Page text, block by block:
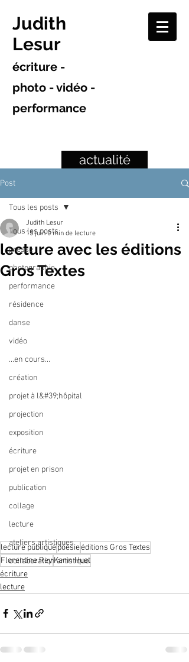
Judith
Lesur
écriture -
photo - vidéo -
performance
actualité
Post
Tous les posts
presse
photographie
performance
résidence
danse
vidéo
...en cours...
création
projet à l&#39;hôpital
projection
exposition
écriture
projet en prison
publication
collage
lecture
ateliers artistiques
collaboration artistique
Tous les posts
lecture avec les éditions
Gros Textes
Judith Lesur
15 juin 0 min de lecture
lecture publiquepoésieéditions Gros Textes
Florentine ReyKarin Huet
écriture
lecture